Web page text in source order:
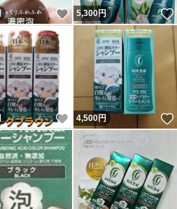
いいね！
5,300円
いいね！
4,500円